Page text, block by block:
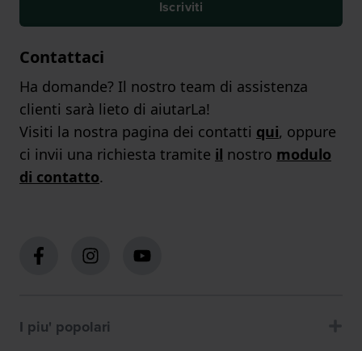
Iscriviti
Contattaci
Ha domande? Il nostro team di assistenza
clienti sarà lieto di aiutarLa!
Visiti la nostra pagina dei contatti qui, oppure
ci invii una richiesta tramite il nostro modulo
di contatto.
I piu' popolari